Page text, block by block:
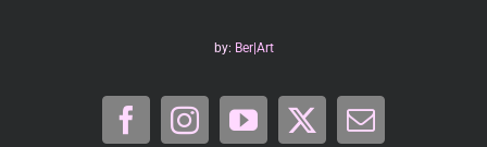
by: Ber|Art
FacebookInstagram
YouTube
X
E-